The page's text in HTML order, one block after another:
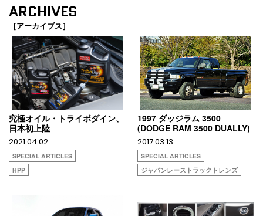
ARCHIVES
［アーカイブス］
究極オイル・トライボダイン、
日本初上陸
2021.04.02
SPECIAL ARTICLES
HPP
1997 ダッジラム 3500
(DODGE RAM 3500 DUALLY)
2017.03.13
SPECIAL ARTICLES
ジャパンレーストラックトレンズ